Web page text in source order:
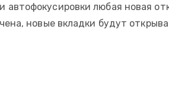
автофокусировки любая новая
новые вкладки будут